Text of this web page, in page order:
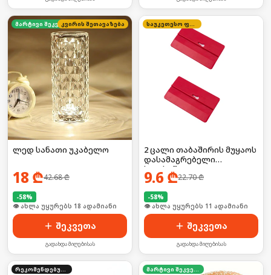
მარტივი შეკვეთა
კვირის შეთავაზება
ლედ სანათი უკაბელო
18 ₾42.68₾
-58%
🛒 ბოლო 24სთ-ში იყიდა 24-მა
შეკვეთა
გადახდა მიღებისას
საუკეთესო ფასი
2 ცალი თაბაშირის მუყაოს
დასამაგრებელი
ხელსაწყო
9.6 ₾22.70₾
-58%
🛒 ბოლო 24სთ-ში იყიდა 19-მა
შეკვეთა
გადახდა მიღებისას
რეკომენდებული მარტივი შეკვეთა